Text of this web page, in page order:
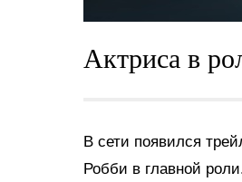
Актриса в
В сети появился
Робби в главной